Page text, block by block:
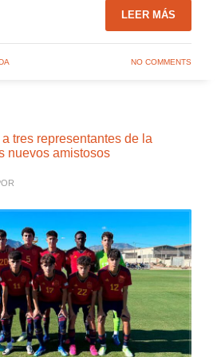
LEER MÁS
NO COMMENTS
tres representantes de la
nuevos amistosos